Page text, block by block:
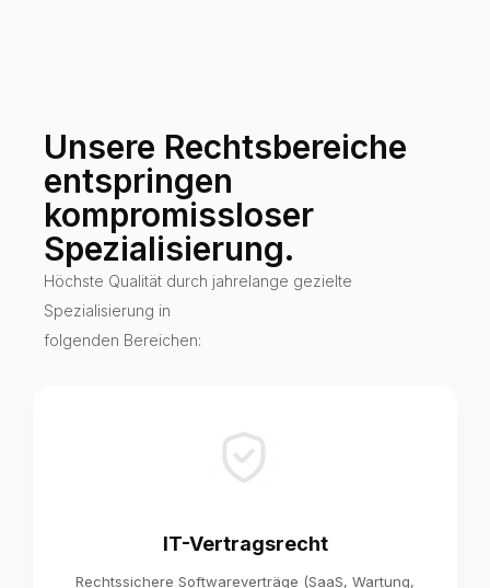
Unsere Rechtsbereiche
entspringen
kompromissloser
Spezialisierung.
Höchste Qualität durch jahrelange gezielte
Spezialisierung in
folgenden Bereichen:
IT-Vertragsrecht
Rechtssichere Softwareverträge (SaaS, Wartung,